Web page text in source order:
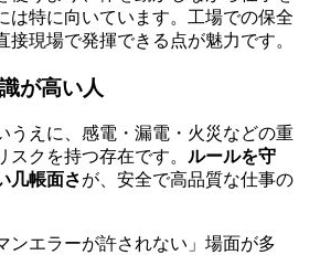
は特に向いています。工場での保全
接現場で発揮できる点が魅力です。
が高い人
うえに、感電・漏電・火災などの重
スクを持つ存在です。 ルールを守
几帳面さが、安全で高品質な仕事の
ンエラーが許されない」場面が多